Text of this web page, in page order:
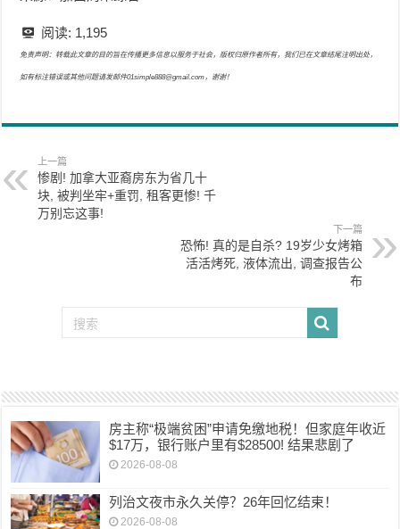
阅读: 1,195
免责声明：转载此文章的目的旨在传播更多信息以服务于社会，版权归原作者所有，我们已在文章结尾注明出处，
如有标注错误或其他问题请发邮件01simple888@gmail.com，谢谢！
上一篇
惨剧! 加拿大亚裔房东为省几十
块, 被判坐牢+重罚, 租客更惨! 千
万别忘这事!
下一篇
恐怖! 真的是自杀? 19岁少女烤箱
活活烤死, 液体流出, 调查报告公
布
房主称“极端贫困”申请免缴地税！但家庭年收近
$17万，银行账户里有$28500! 结果悲剧了
2026-08-08
列治文夜市永久关停？26年回忆结束！
2026-08-08